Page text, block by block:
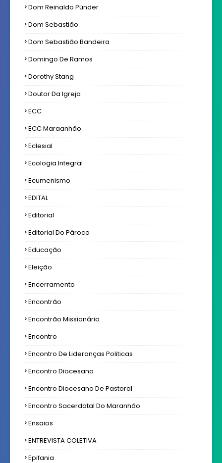
Dom Reinaldo Pünder
Dom Sebastião
Dom Sebastião Bandeira
Domingo De Ramos
Dorothy Stang
Doutor Da Igreja
ECC
ECC Maraanhão
Eclesial
Ecologia Integral
Ecumenismo
EDITAL
Editorial
Editorial Do Pároco
Educação
Eleição
Encerramento
Encontrão
Encontrão Missionário
Encontro
Encontro De Lideranças Politicas
Encontro Diocesano
Encontro Diocesano De Pastoral
Encontro Sacerdotal Do Maranhão
Ensaios
ENTREVISTA COLETIVA
Epifania